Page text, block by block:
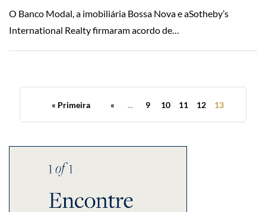
O Banco Modal, a imobiliária Bossa Nova e aSotheby’s
International Realty firmaram acordo de…
« Primeira « ... 9 10 11 12 13